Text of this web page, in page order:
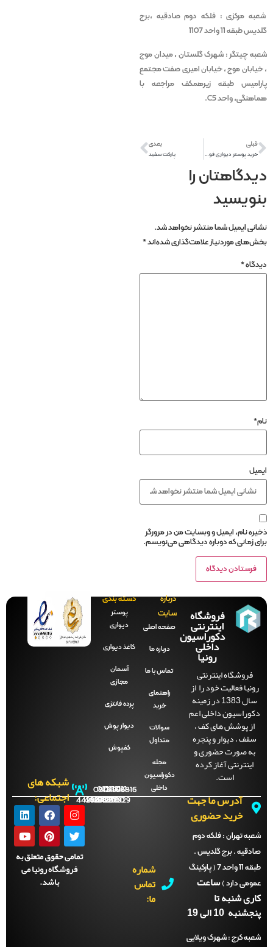
شعبه مرکزی : فلکه دوم صادقیه ،برج
گلدیس طبقه 11 واحد 1107
شعبه چیتگر : شهرک گلستان ، میدان موج
، خیابان موج ، خیابان امیری صفت مجتمع
پارامیس طبقه زیرهمکف مراجعه با
هماهنگی، واحد C5
.
قبلی
خرید پوستر دیواری فوتبالی
بعدی
پارکت سفید
دیدگاهتان را
بنویسید
نشانی ایمیل شما منتشر نخواهد شد.
بخش‌های موردنیاز علامت‌گذاری شده‌اند*
دیدگاه*
نام*
ایمیل
ذخیره نام، ایمیل و وبسایت من در مرورگر
برای زمانی که دوباره دیدگاهی می‌نویسم.
فروشگاه
اینترنتی
دکوراسیون
داخلی
رونیا
فروشگاه اینترنتی
رونیا فعالیت خود را از
سال 1383 در زمینه
دکوراسیون داخلی اعم
از پوشش های کف ،
سقف ، دیوار و پنجره
به صورت حضوری و
اینترنتی آغاز کرده
است.
درباره
سایت
صفحه‌ اصلی
درباره ما
تماس با ما
راهنمای
خرید
سوالات
متداول
مجله
دکوراسیون
داخلی
دسته بندی
پوستر
دیواری
کاغذ دیواری
آسمان
مجازی
پرده فانتزی
دیوار پوش
کفپوش
آدرس ما جهت
خرید حضوری
شعبه تهران :فلکه دوم
صادقیه . برج گلدیس .
طبقه 11 واحد 7 ( پارکینگ
عمومی دارد )ساعت
کاری شنبه تا
پنجشنبه 10 الی 19
شعبه کرج :شهرک ویلایی
شماره
تماس
ما:
09121996816
021-
44288929
021-
44288700
021-
44288701
021-
44288702
شبکه های
اجتماعی:
تمامی حقوق متعلق به
فروشگاه رونیا می
باشد.